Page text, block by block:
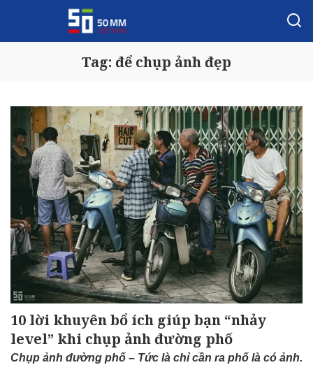
Tag: để chụp ảnh đẹp
10 lời khuyên bổ ích giúp bạn “nhảy
level” khi chụp ảnh đường phố
Chụp ảnh đường phố – Tức là chỉ cần ra phố là có ảnh.